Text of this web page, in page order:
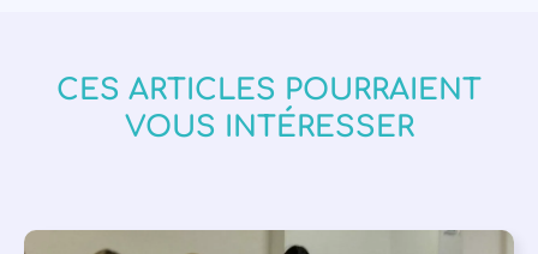
CES ARTICLES POURRAIENT
VOUS INTÉRESSER